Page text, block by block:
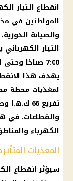
انقطاع التيار
المواطنين في
والصيانة
يهدف هذا
لمغذيات محطة
تفريع 66
والقطاعات. في
الكهرباء
المغذيات
سيؤثر انقطاع